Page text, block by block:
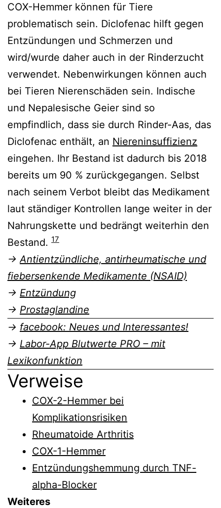
COX-Hemmer können für Tiere
problematisch sein. Diclofenac hilft gegen
Entzündungen und Schmerzen und
wird/wurde daher auch in der Rinderzucht
verwendet. Nebenwirkungen können auch
bei Tieren Nierenschäden sein. Indische
und Nepalesische Geier sind so
empfindlich, dass sie durch Rinder-Aas, das
Diclofenac enthält, an Niereninsuffizienz
eingehen. Ihr Bestand ist dadurch bis 2018
bereits um 90 % zurückgegangen. Selbst
nach seinem Verbot bleibt das Medikament
laut ständiger Kontrollen lange weiter in der
Nahrungskette und bedrängt weiterhin den
Bestand. 17
→ Antientzündliche, antirheumatische und
fiebersenkende Medikamente (NSAID)
→ Entzündung
→ Prostaglandine
→ facebook: Neues und Interessantes!
→ Labor-App Blutwerte PRO – mit
Lexikonfunktion
Verweise
COX-2-Hemmer bei
Komplikationsrisiken
Rheumatoide Arthritis
COX-1-Hemmer
Entzündungshemmung durch TNF-
alpha-Blocker
Weiteres